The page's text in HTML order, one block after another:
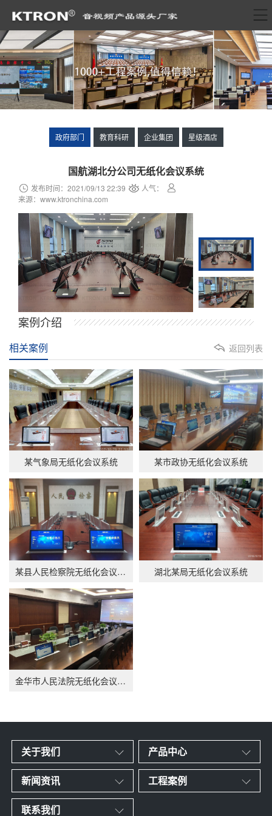
政府部门 教育科研 企业集团 星级酒店
国航湖北分公司无纸化会议系统
发布时间：2021/09/13 22:39
人气：
来源：www.ktronchina.com
案例介绍
返回列表
相关案例
某气象局无纸化会议系统 某市政协无纸化会议系统
某县人民检察院无纸化会议系统 湖北某局无纸化会议系统
金华市人民法院无纸化会议系统
关于我们 产品中心
新闻资讯 工程案例
联系我们